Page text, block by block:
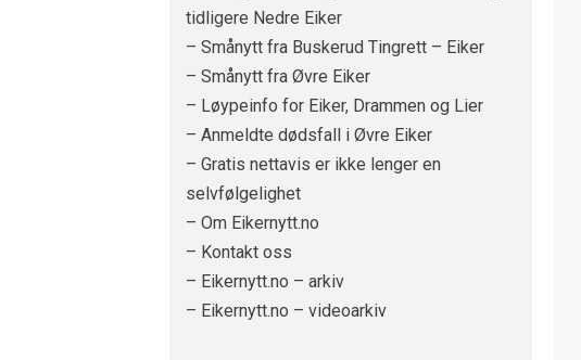
tidligere Nedre Eiker
– Smånytt fra Buskerud Tingrett – Eiker
– Smånytt fra Øvre Eiker
– Løypeinfo for Eiker, Drammen og Lier
– Anmeldte dødsfall i Øvre Eiker
– Gratis nettavis er ikke lenger en
selvfølgelighet
– Om Eikernytt.no
– Kontakt oss
– Eikernytt.no – arkiv
– Eikernytt.no – videoarkiv